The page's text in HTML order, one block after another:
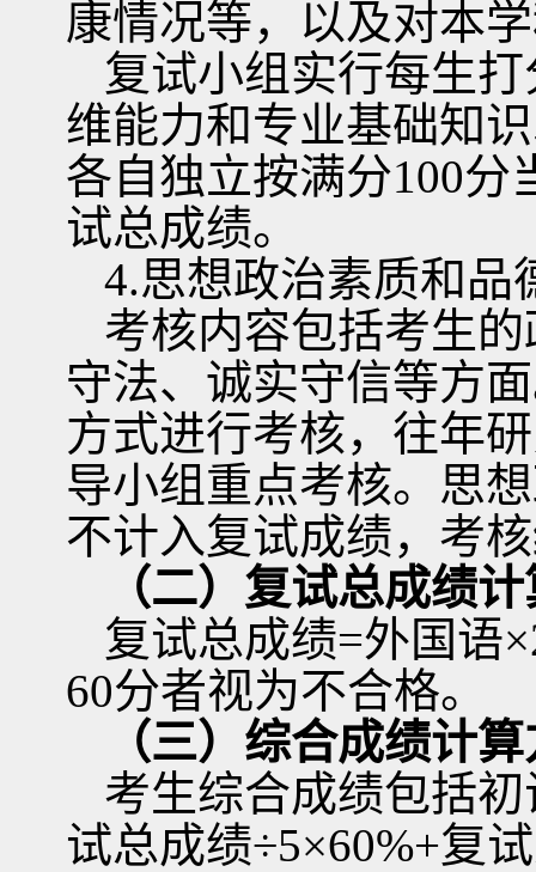
康情况等，以及对本
复试小组实行每生
维能力和专业基础知
各自独立按满分100分
试总成绩。
4.思想政治素质和品
考核内容包括考生
守法、诚实守信等方
方式进行考核，往年
导小组重点考核。思
不计入复试成绩，考
（二）复试总成绩
复试总成绩=外国语
60分者视为不合格。
（三）综合成绩计
考生综合成绩包括
试总成绩÷5×60%+复